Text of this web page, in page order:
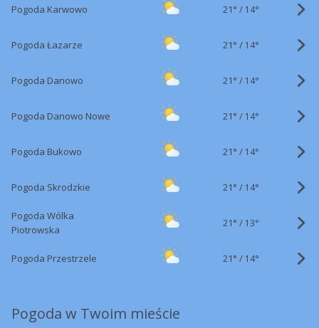
Pogoda Karwowo 21° / 14°
Pogoda Łazarze 21° / 14°
Pogoda Danowo 21° / 14°
Pogoda Danowo Nowe 21° / 14°
Pogoda Bukowo 21° / 14°
Pogoda Skrodzkie 21° / 14°
Pogoda Wólka
Piotrowska
21° / 13°
Pogoda Przestrzele 21° / 14°
Pogoda w Twoim mieście